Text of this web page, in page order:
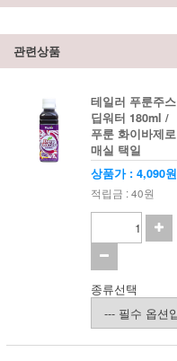
관련상품
테일러 푸룬주스
딥워터 180ml /
푸룬 화이바제로
매실 택일
상품가 : 4,090원
적립금 : 40원
종류선택